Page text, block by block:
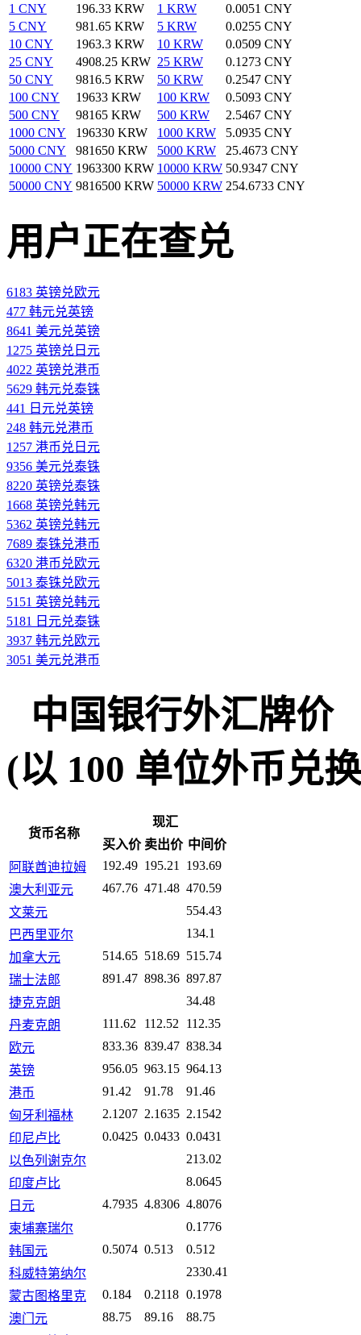
1 CNY
196.33 KRW 1 KRW
0.0051 CNY
5 CNY
981.65 KRW 5 KRW
0.0255 CNY
10 CNY
1963.3 KRW 10 KRW
0.0509 CNY
25 CNY
4908.25 KRW 25 KRW
0.1273 CNY
50 CNY
9816.5 KRW 50 KRW
0.2547 CNY
100 CNY
19633 KRW 100 KRW
0.5093 CNY
500 CNY
98165 KRW 500 KRW
2.5467 CNY
1000 CNY
196330 KRW 1000 KRW
5.0935 CNY
5000 CNY
981650 KRW 5000 KRW
25.4673 CNY
10000 CNY 1963300 KRW 10000 KRW 50.9347 CNY
50000 CNY 9816500 KRW 50000 KRW 254.6733 CNY
用户正在查兑
6183 英镑兑欧元
477 韩元兑英镑
8641 美元兑英镑
1275 英镑兑日元
4022 英镑兑港币
5629 韩元兑泰铢
441 日元兑英镑
248 韩元兑港币
1257 港币兑日元
9356 美元兑泰铢
8220 英镑兑泰铢
1668 英镑兑韩元
5362 英镑兑韩元
7689 泰铢兑港币
6320 港币兑欧元
5013 泰铢兑欧元
5151 英镑兑韩元
5181 日元兑泰铢
3937 韩元兑欧元
3051 美元兑港币
中国银行外汇牌价
(以 100 单位外币兑
货币名称
现汇
买入价 卖出价 中间价
阿联酋迪拉姆
192.49 195.21
193.69
澳大利亚元
467.76 471.48 470.59
文莱元
554.43
巴西里亚尔
134.1
加拿大元
514.65 518.69 515.74
瑞士法郎
891.47 898.36 897.87
捷克克朗
34.48
丹麦克朗
111.62 112.52
112.35
欧元
833.36 839.47 838.34
英镑
956.05 963.15 964.13
港币
91.42 91.78
91.46
匈牙利福林
2.1207 2.1635 2.1542
印尼卢比
0.0425 0.0433 0.0431
以色列谢克尔
213.02
印度卢比
8.0645
日元
4.7935 4.8306 4.8076
柬埔寨瑞尔
0.1776
韩国元
0.5074 0.513
0.512
科威特第纳尔
2330.41
蒙古图格里克
0.184 0.2118 0.1978
澳门元
88.75 89.16
88.75